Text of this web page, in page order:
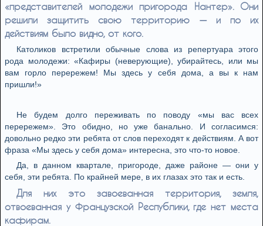
«представителей молодежи пригорода Нантер». Они
решили защитить свою территорию — и по их
действиям было видно, от кого.
Католиков встретили обычные слова из репертуара этого
рода молодежи: «Кафиры (неверующие), убирайтесь, или мы
вам горло перережем! Мы здесь у себя дома, а вы к нам
пришли!»
Не будем долго переживать по поводу «мы вас всех
перережем». Это обидно, но уже банально. И согласимся:
довольно редко эти ребята от слов переходят к действиям. А вот
фраза «Мы здесь у себя дома» интересна, это что-то новое.
Да, в данном квартале, пригороде, даже районе — они у
себя, эти ребята. По крайней мере, в их глазах это так и есть.
Для них это завоеванная территория, земля,
отвоеванная у Французской Республики, где нет места
кафирам.